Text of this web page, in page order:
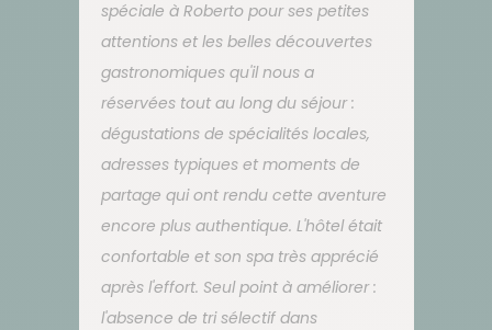
spéciale à Roberto pour ses petites
attentions et les belles découvertes
gastronomiques qu'il nous a
réservées tout au long du séjour :
dégustations de spécialités locales,
adresses typiques et moments de
partage qui ont rendu cette aventure
encore plus authentique. L'hôtel était
confortable et son spa très apprécié
après l'effort. Seul point à améliorer :
l'absence de tri sélectif dans